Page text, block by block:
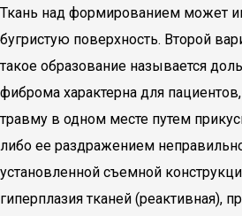
Ткань над формированием может
бугристую поверхность. Второй
такое образование называется
фиброма характерна для
травму в одном месте путем
либо ее раздражением
установленной съемной
гиперплазия тканей (реактивная),